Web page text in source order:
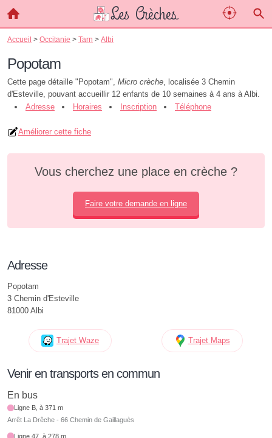
Accueil > Occitanie > Tarn > Albi
Popotam
Cette page détaille "Popotam", Micro crèche, localisée 3 Chemin
d'Esteville, pouvant accueillir 12 enfants de 10 semaines à 4 ans à Albi.
Adresse
Horaires Inscription Téléphone
Améliorer cette fiche
Vous cherchez une place en crèche ?
Faire votre demande en ligne
Adresse
Popotam
3 Chemin d'Esteville
81000 Albi
Trajet Waze Trajet Maps
Venir en transports en commun
En bus
Ligne B, à 371 m
Arrêt La Drêche - 66 Chemin de Gaillaguès
Ligne 47, à 278 m